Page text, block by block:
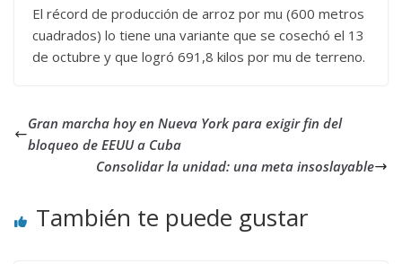
El récord de producción de arroz por mu (600 metros
cuadrados) lo tiene una variante que se cosechó el 13
de octubre y que logró 691,8 kilos por mu de terreno.
Gran marcha hoy en Nueva York para exigir fin del
bloqueo de EEUU a Cuba
Consolidar la unidad: una meta insoslayable
También te puede gustar